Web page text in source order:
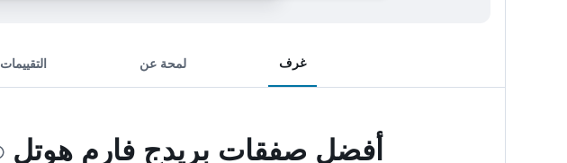
غرف لمحة عن التقييمات
أفضل صفقات بريدج فارم هوتل